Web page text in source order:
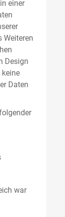
einer
Weiteren
Design
keine
Daten
war